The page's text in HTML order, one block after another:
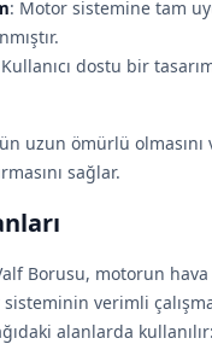
: Motor sistemine tam
dostu bir
uzun ömürlü olmasını
sağlar.
Borusu, motorun hava
verimli
alanlarda kullanılır: